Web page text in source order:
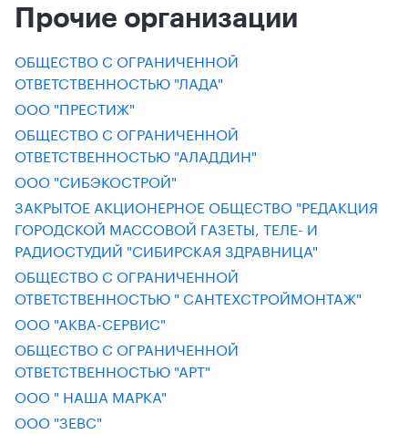
Прочие организации
ОБЩЕСТВО С ОГРАНИЧЕННОЙ
ОТВЕТСТВЕННОСТЬЮ "ЛАДА"
ООО "ПРЕСТИЖ"
ОБЩЕСТВО С ОГРАНИЧЕННОЙ
ОТВЕТСТВЕННОСТЬЮ "АЛАДДИН"
ООО "СИБЭКОСТРОЙ"
ЗАКРЫТОЕ АКЦИОНЕРНОЕ ОБЩЕСТВО "РЕДАКЦИЯ
ГОРОДСКОЙ МАССОВОЙ ГАЗЕТЫ, ТЕЛЕ- И
РАДИОСТУДИЙ "СИБИРСКАЯ ЗДРАВНИЦА"
ОБЩЕСТВО С ОГРАНИЧЕННОЙ
ОТВЕТСТВЕННОСТЬЮ " САНТЕХСТРОЙМОНТАЖ"
ООО "АКВА-СЕРВИС"
ОБЩЕСТВО С ОГРАНИЧЕННОЙ
ОТВЕТСТВЕННОСТЬЮ "АРТ"
ООО " НАША МАРКА"
ООО "ЗЕВС"